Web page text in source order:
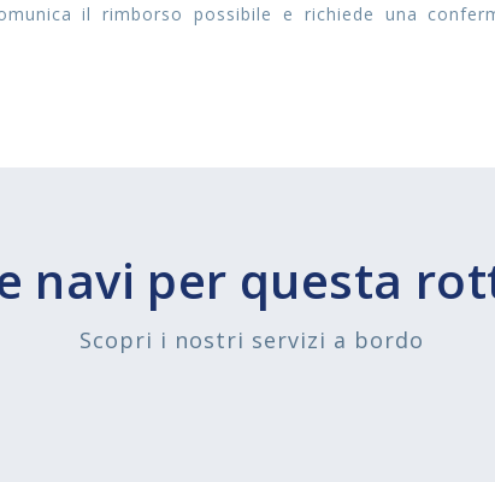
il rimborso possibile e richiede una
navi per questa
Scopri i nostri servizi a bordo